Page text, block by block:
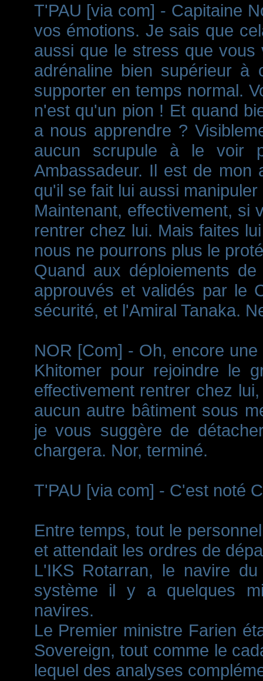
T'PAU [via com] - Capitaine
vos émotions. Je sais que
aussi que le stress que
adrénaline bien supérieur
supporter en temps normal.
n'est qu'un pion ! Et quand
a nous apprendre ?
aucun scrupule à le voir
Ambassadeur. Il est de
qu'il se fait lui aussi
Maintenant, effectivement, si
rentrer chez lui. Mais faites
nous ne pourrons plus le
Quand aux déploiements
approuvés et validés par le
sécurité, et l'Amiral Tanaka.
NOR [Com] - Oh, encore
Khitomer pour rejoindre le
effectivement rentrer chez
aucun autre bâtiment sous
je vous suggère de
chargera. Nor, terminé.
T'PAU [via com] - C'est noté
Entre temps, tout le
et attendait les ordres de
L'IKS Rotarran, le navire
système il y a quelques
navires.
Le Premier ministre Farien
Sovereign, tout comme le
lequel des analyses